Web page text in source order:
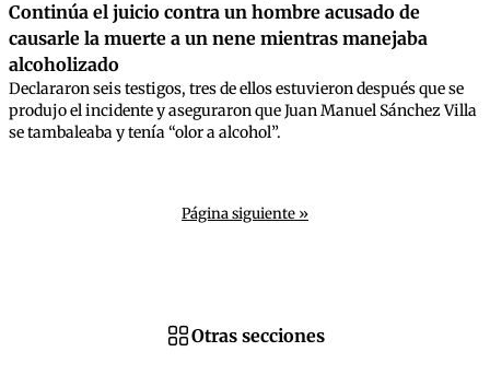
Continúa el juicio contra un hombre acusado de
causarle la muerte a un nene mientras manejaba
alcoholizado
Declararon seis testigos, tres de ellos estuvieron después que se
produjo el incidente y aseguraron que Juan Manuel Sánchez Villa
se tambaleaba y tenía “olor a alcohol”.
Página siguiente »
Otras secciones